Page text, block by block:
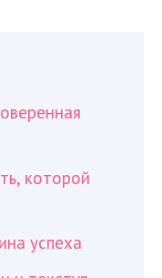
которой
успеха